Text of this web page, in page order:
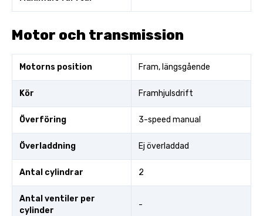
Motor och transmission
Motorns position Fram, längsgående
Kör Framhjulsdrift
Överföring 3-speed manual
Överladdning Ej överladdad
Antal cylindrar 2
Antal ventiler per
cylinder
-